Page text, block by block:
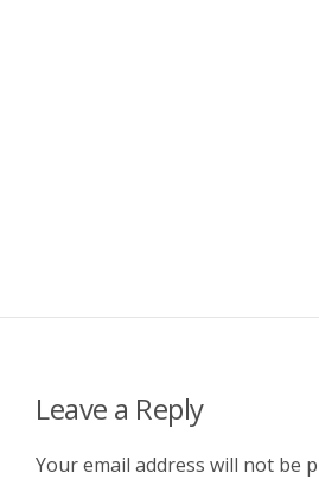
Leave a Reply
Your email address will not be